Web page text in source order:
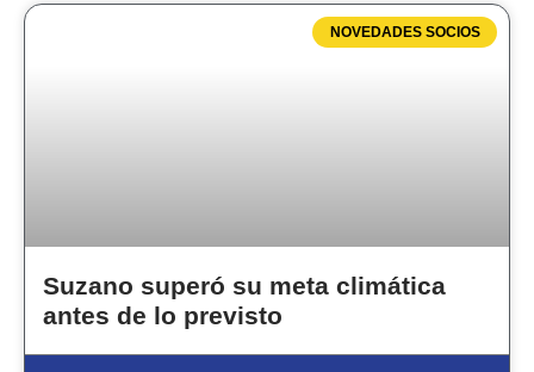
NOVEDADES SOCIOS
Suzano superó su meta climática
antes de lo previsto